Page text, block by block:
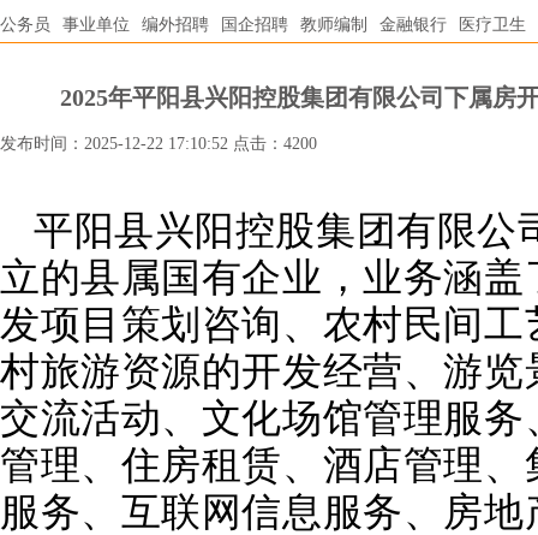
公务员
事业单位 编外招聘 国企招聘 教师编制 金融银行 医疗卫生
2025年平阳县兴阳控股集团有限公司下属房
发布时间：2025-12-22 17:10:52 点击：4200
平阳县兴阳控股集团有限公
立的县属国有企业，业务涵
发项目策划咨询、农村民间
村旅游资源的开发经营、游
交流活动、文化场馆管理服
管理、住房租赁、酒店管理
服务、互联网信息服务、房